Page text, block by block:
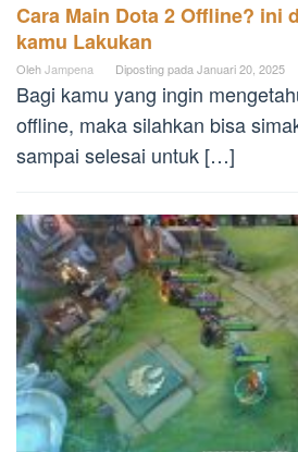
Cara Main Dota 2 Offline? ini
kamu Lakukan
OlehJampena Diposting padaJanuari 20, 2025
Bagi kamu yang ingin
offline, maka silahkan bisa
sampai selesai untuk […]